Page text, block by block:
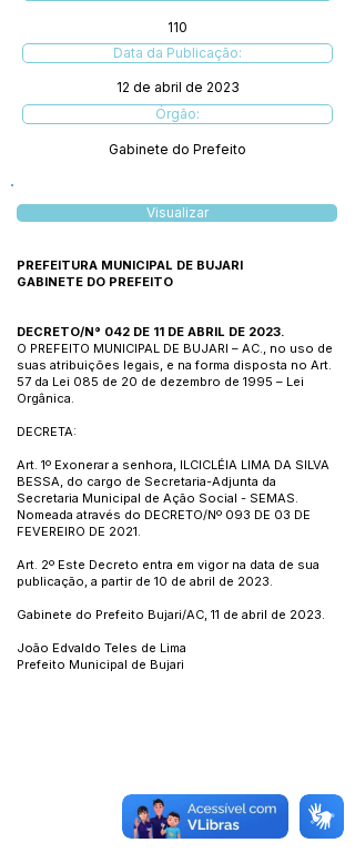
110
Data da Publicação:
12 de abril de 2023
Órgão:
Gabinete do Prefeito
Visualizar
PREFEITURA MUNICIPAL DE BUJARI
GABINETE DO PREFEITO
DECRETO/N° 042 DE 11 DE ABRIL DE 2023.
O PREFEITO MUNICIPAL DE BUJARI – AC., no uso de
suas atribuições legais, e na forma disposta no Art.
57 da Lei 085 de 20 de dezembro de 1995 – Lei
Orgânica.
DECRETA:
Art. 1º Exonerar a senhora, ILCICLÉIA LIMA DA SILVA
BESSA, do cargo de Secretaria-Adjunta da
Secretaria Municipal de Ação Social - SEMAS.
Nomeada através do DECRETO/Nº 093 DE 03 DE
FEVEREIRO DE 2021.
Art. 2º Este Decreto entra em vigor na data de sua
publicação, a partir de 10 de abril de 2023.
Gabinete do Prefeito Bujari/AC, 11 de abril de 2023.
João Edvaldo Teles de Lima
Prefeito Municipal de Bujari